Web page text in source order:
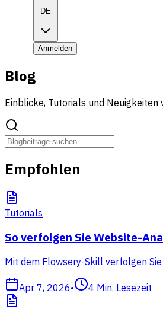
DE
Anmelden
Blog
Einblicke, Tutorials und Neuigkeiten
Empfohlen
Tutorials
So verfolgen Sie Website-
Mit dem Flowsery-Skill verfolgen
Apr 7, 2026• 4 Min. Lesezeit